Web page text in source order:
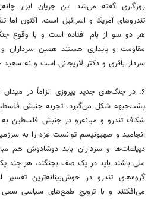
روزگاری گفته می‌شد این جریان ابزار
تندروهای آمریکا و اسرائیل است. اکنون
هر دو سو از بام افتاده است و با
مقاومت و پایداری هستند همین
سردار باقری و دکتر لاریجانی است و نه
۶. در جنگ‌های جدید پیروزی الزاماً در
پشت‌جبهه شکل می‌گیرد. تجربه جنبش
شکاف تندرو و میانه‌رو در جنبش فلسطین به
انجامید و صهیونیسم توانست غزه را به
دیپلمات‌ها و سرداران باید دوشادوش هم
ملی باشند باید در یک صف بجنگند، هر
گروه‌های تندرو در خوش‌بینانه‌ترین
می‌افکنند و با ترویج طمع‌های سیاسی